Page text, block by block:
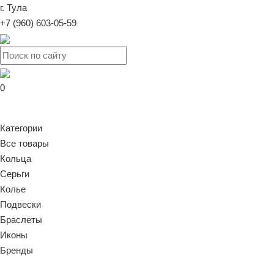
г. Тула
+7 (960) 603-05-59
0
Категории
Все товары
Кольца
Серьги
Колье
Подвески
Браслеты
Иконы
Бренды